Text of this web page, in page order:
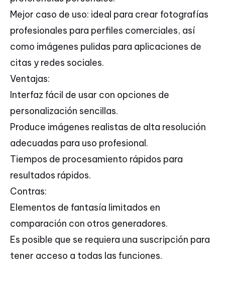
Mejor caso de uso: ideal para crear fotografías
profesionales para perfiles comerciales, así
como imágenes pulidas para aplicaciones de
citas y redes sociales.
Ventajas:
Interfaz fácil de usar con opciones de
personalización sencillas.
Produce imágenes realistas de alta resolución
adecuadas para uso profesional.
Tiempos de procesamiento rápidos para
resultados rápidos.
Contras:
Elementos de fantasía limitados en
comparación con otros generadores.
Es posible que se requiera una suscripción para
tener acceso a todas las funciones.